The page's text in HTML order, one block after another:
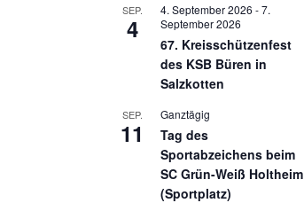
SEP.
4
4. September 2026 -7.
September 2026
67. Kreisschützenfest
des KSB Büren in
Salzkotten
SEP.
11
Ganztägig
Tag des
Sportabzeichens beim
SC Grün-Weiß Holtheim
(Sportplatz)